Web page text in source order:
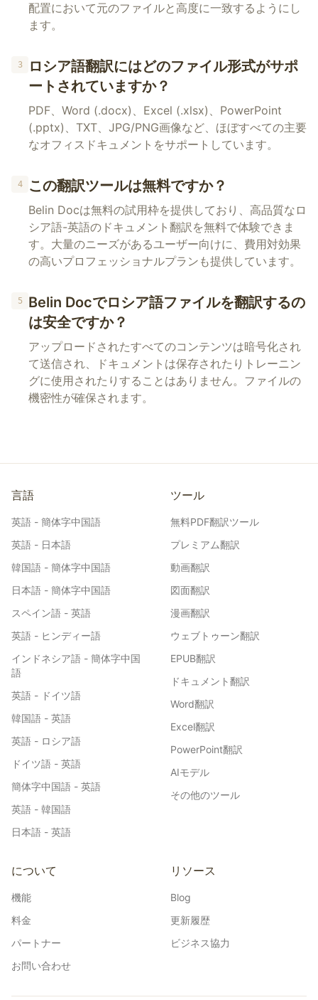
配置において元のファイルと高度に一致するようにし
ます。
3
ロシア語翻訳にはどのファイル形式がサポ
ートされていますか？
PDF、Word (.docx)、Excel (.xlsx)、PowerPoint
(.pptx)、TXT、JPG/PNG画像など、ほぼすべての主要
なオフィスドキュメントをサポートしています。
4 この翻訳ツールは無料ですか？
Belin Docは無料の試用枠を提供しており、高品質なロ
シア語-英語のドキュメント翻訳を無料で体験できま
す。大量のニーズがあるユーザー向けに、費用対効果
の高いプロフェッショナルプランも提供しています。
5
Belin Docでロシア語ファイルを翻訳するの
は安全ですか？
アップロードされたすべてのコンテンツは暗号化され
て送信され、ドキュメントは保存されたりトレーニン
グに使用されたりすることはありません。ファイルの
機密性が確保されます。
言語
英語 - 簡体字中国語
英語 - 日本語
韓国語 - 簡体字中国語
日本語 - 簡体字中国語
スペイン語 - 英語
英語 - ヒンディー語
インドネシア語 - 簡体字中国
語
英語 - ドイツ語
韓国語 - 英語
英語 - ロシア語
ドイツ語 - 英語
簡体字中国語 - 英語
英語 - 韓国語
日本語 - 英語
ツール
無料PDF翻訳ツール
プレミアム翻訳
動画翻訳
図面翻訳
漫画翻訳
ウェブトゥーン翻訳
EPUB翻訳
ドキュメント翻訳
Word翻訳
Excel翻訳
PowerPoint翻訳
AIモデル
その他のツール
について
機能
料金
パートナー
お問い合わせ
リソース
Blog
更新履歴
ビジネス協力